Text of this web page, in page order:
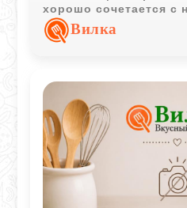
хорошо сочетается с
лёд делает напиток
жаркий день.
Вилка